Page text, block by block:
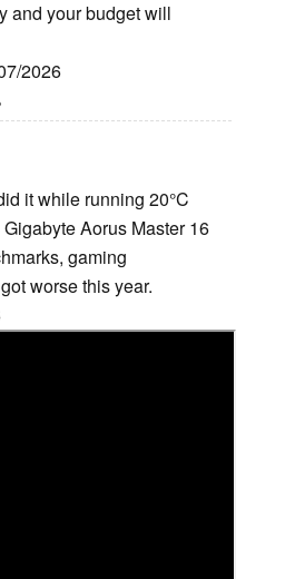
and your budget will
2026
it while running 20°C
Aorus Master 16
gaming
worse this year.